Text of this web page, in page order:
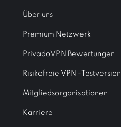
Über uns
Premium Netzwerk
PrivadoVPN Bewertungen
Risikofreie VPN -Testversion
Mitgliedsorganisationen
Karriere